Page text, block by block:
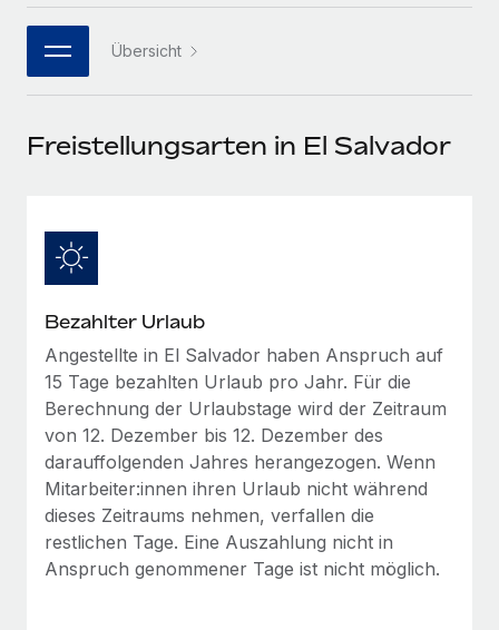
MCP
Integrationen
Tools
Frag unsere Expert:innen
Hilfe von Expert:innen für globale HR & Compliance
Einfacheres Bewerber:innen-Screening
Compliance Watchtower
Lückenlose Compliance
Geräteverwaltung
Globale Bereitstellung und Verfolgung von IT-
Geräten
PARTNER WERDEN
Flexible Einbettung von Global-HR-Funktionen in deine
Partner werden
Remote Build
Beratung zu Integrationen und KI-Automatisierung
So hat der KI-Vorreiter Weaviate sein Team mit
Remote um 120 % vergrößert
Weaviate auf einen Blick Weaviate entwickelt KI-basierte
Open-Source-Infrastrukturen. Das...
Mehr erfahren
Bibliothek für Stellenbeschreibungen
Webinare
Events
Informationen zu Gehältern und Qualifikationen
Insights Center
Hol dir Unterstützung
Alle Ressourcen anzeigen
BLOG
Globale Payroll
EOR und PEO
Contractor Management
한국어 Übersicht
Freistellungsarten in El Salvador
Bezahlter Urlaub
Angestellte in El Salvador haben Anspruch auf
15 Tage bezahlten Urlaub pro Jahr. Für die
Berechnung der Urlaubstage wird der Zeitraum
von 12. Dezember bis 12. Dezember des
darauffolgenden Jahres herangezogen. Wenn
Mitarbeiter:innen ihren Urlaub nicht während
dieses Zeitraums nehmen, verfallen die
restlichen Tage. Eine Auszahlung nicht in
Anspruch genommener Tage ist nicht möglich.